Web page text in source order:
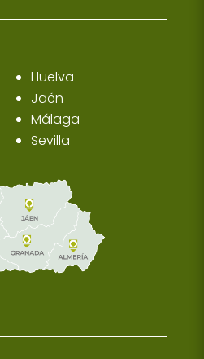
Huelva
Jaén
Málaga
Sevilla